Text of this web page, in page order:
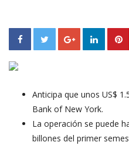
Anticipa que unos US$
Bank of New York.
La operación se puede
billones del primer